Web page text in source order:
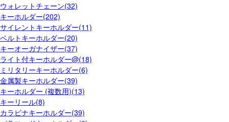
ウォレットチェーン(32)
キーホルダー(202)
サイレントキーホルダー(11)
ベルトキーホルダー(20)
キーオーガナイザー(37)
ライト付キーホルダー@(18)
ミリタリーキーホルダー(6)
金属製キーホルダー(39)
キーホルダー (複数用)(13)
キーリール(8)
カラビナキーホルダー(39)